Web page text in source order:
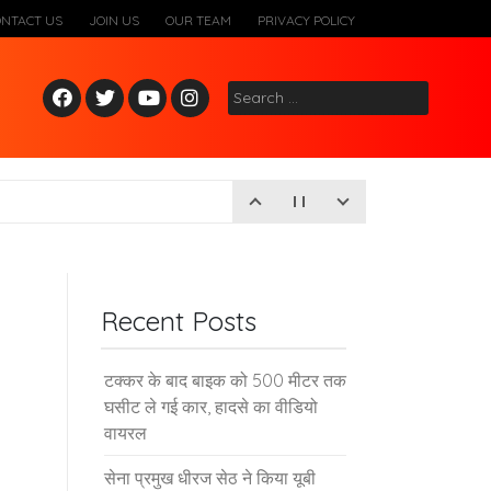
US JOIN US OUR TEAM PRIVACY POLICY
Fac
ebo
Twitt
er
Yout
ube
Inst
agr
Search
for:
Recent Posts
टक्कर के बाद बाइक को 500 मीटर तक
घसीट ले गई कार, हादसे का वीडियो
वायरल
सेना प्रमुख धीरज सेठ ने किया यूबी